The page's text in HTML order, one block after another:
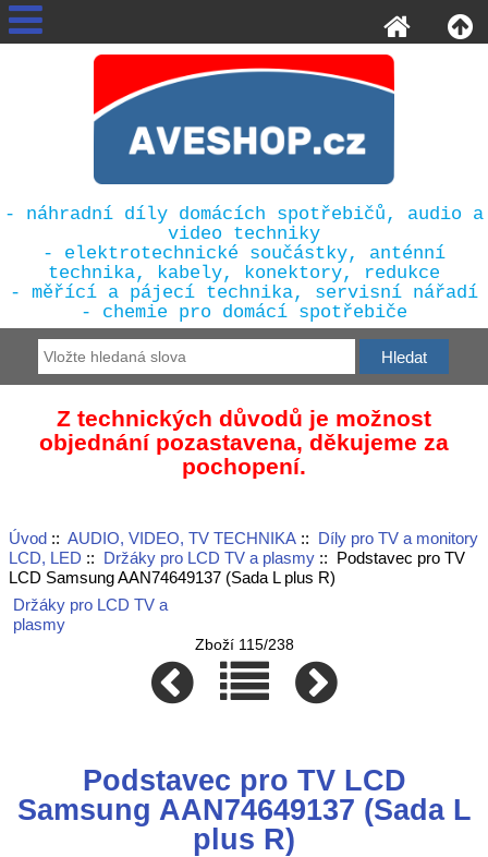
- náhradní díly domácích spotřebičů, audio a
video techniky
- elektrotechnické součástky, anténní
technika, kabely, konektory, redukce
- měřící a pájecí technika, servisní nářadí
- chemie pro domácí spotřebiče
Z technických důvodů je možnost
objednání pozastavena, děkujeme za
pochopení.
Úvod:: AUDIO, VIDEO, TV TECHNIKA:: Díly pro TV a monitory
LCD, LED :: Držáky pro LCD TV a plasmy:: Podstavec pro TV
LCD Samsung AAN74649137 (Sada L plus R)
Držáky pro LCD TV a
plasmy
Zboží 115/238
Podstavec pro TV LCD
Samsung AAN74649137 (Sada L
plus R)